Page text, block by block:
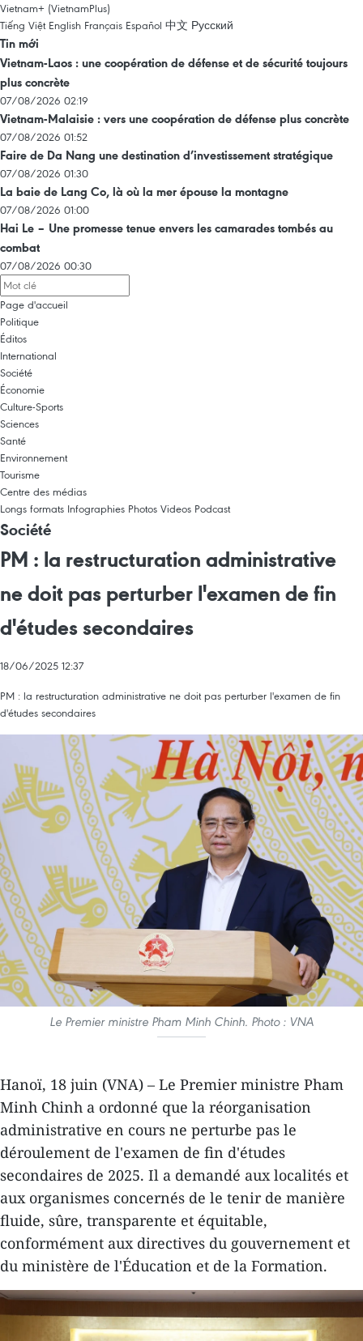
Vietnam+ (VietnamPlus)
Tiếng Việt English Français Español 中文 Русский
Tin mới
Vietnam-Laos : une coopération de défense et de sécurité toujours
plus concrète
07/08/2026 02:19
Vietnam-Malaisie : vers une coopération de défense plus concrète
07/08/2026 01:52
Faire de Da Nang une destination d’investissement stratégique
07/08/2026 01:30
La baie de Lang Co, là où la mer épouse la montagne
07/08/2026 01:00
Hai Le – Une promesse tenue envers les camarades tombés au
combat
07/08/2026 00:30
Page d'accueil
Politique
Éditos
International
Société
Économie
Culture-Sports
Sciences
Santé
Environnement
Tourisme
Centre des médias
Longs formats Infographies Photos Videos Podcast
Société
PM : la restructuration administrative
ne doit pas perturber l'examen de fin
d'études secondaires
18/06/2025 12:37
PM : la restructuration administrative ne doit pas perturber l'examen de fin
d'études secondaires
Le Premier ministre Pham Minh Chinh. Photo : VNA
Hanoï, 18 juin (VNA) – Le Premier ministre Pham
Minh Chinh a ordonné que la réorganisation
administrative en cours ne perturbe pas le
déroulement de l'examen de fin d'études
secondaires de 2025. Il a demandé aux localités et
aux organismes concernés de le tenir de manière
fluide, sûre, transparente et équitable,
conformément aux directives du gouvernement et
du ministère de l'Éducation et de la Formation.